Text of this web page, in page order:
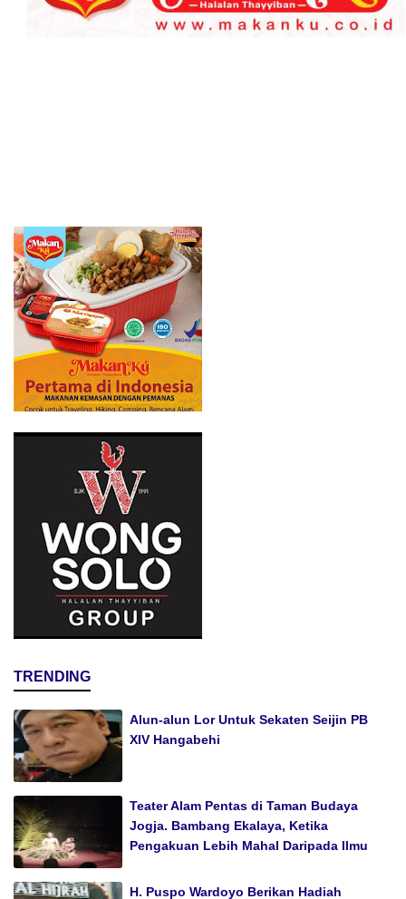
TRENDING
Alun-alun Lor Untuk Sekaten Seijin PB
XIV Hangabehi
Teater Alam Pentas di Taman Budaya
Jogja. Bambang Ekalaya, Ketika
Pengakuan Lebih Mahal Daripada Ilmu
H. Puspo Wardoyo Berikan Hadiah